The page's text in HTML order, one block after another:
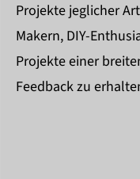
Projekte jeglicher
Makern, DIY-
Projekte einer
Feedback zu